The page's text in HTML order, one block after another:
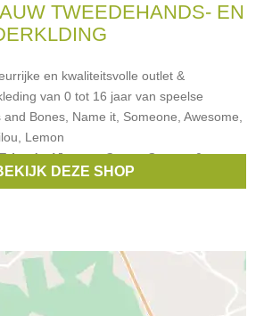
TWEEDEHANDS- EN
en kwaliteitsvolle outlet &
van 0 tot 16 jaar van speelse
Bones, Name it, Someone, Awesome,
Lemon
,Vinrose,Gymp,Stones &
DEZE SHOP